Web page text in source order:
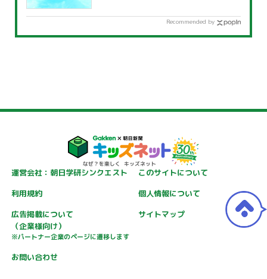
Recommended by
運営会社：朝日学研シンクエスト
このサイトについて
利用規約
個人情報について
広告掲載について
（企業様向け）
※パートナー企業のページに遷移します
サイトマップ
お問い合わせ